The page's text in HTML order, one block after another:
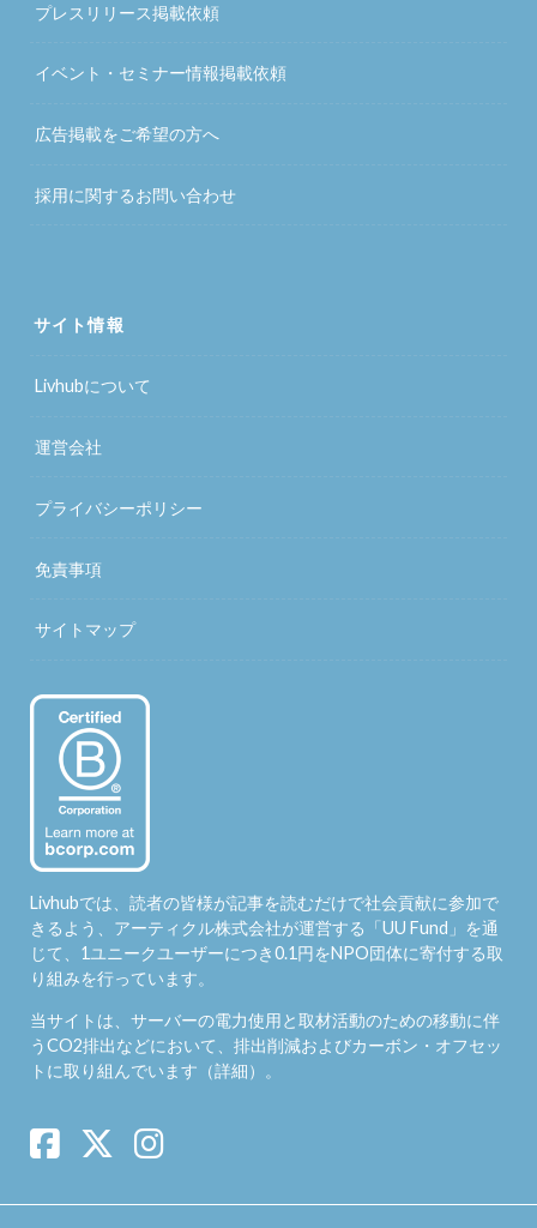
プレスリリース掲載依頼
イベント・セミナー情報掲載依頼
広告掲載をご希望の方へ
採用に関するお問い合わせ
サイト情報
Livhubについて
運営会社
プライバシーポリシー
免責事項
サイトマップ
Livhubでは、読者の皆様が記事を読むだけで社会貢献に参加で
きるよう、アーティクル株式会社が運営する「UU Fund 」を通
じて、1ユニークユーザーにつき0.1円をNPO団体に寄付する取
り組みを行っています。
当サイトは、サーバーの電力使用と取材活動のための移動に伴
うCO2排出などにおいて、排出削減およびカーボン・オフセッ
トに取り組んでいます（詳細）。